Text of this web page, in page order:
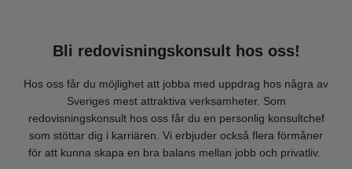
Bli redovisningskonsult hos oss!
Hos oss får du möjlighet att jobba med uppdrag hos några av
Sveriges mest attraktiva verksamheter. Som
redovisningskonsult hos oss får du en personlig konsultchef
som stöttar dig i karriären. Vi erbjuder också flera förmåner
för att kunna skapa en bra balans mellan jobb och privatliv.